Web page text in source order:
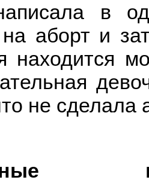
в
на аборт и
находится
не сделала